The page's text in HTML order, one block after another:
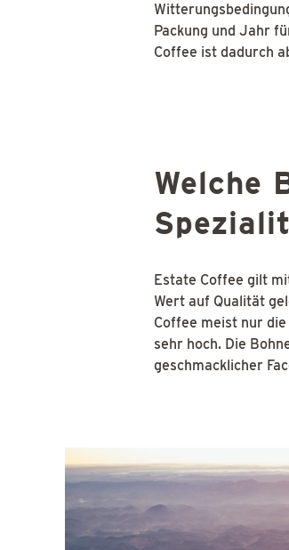
Packung und Jahr
Coffee ist dadurch
Welche
Estate Coffee gilt
Wert auf Qualität
Coffee meist nur
sehr hoch. Die
geschmacklicher